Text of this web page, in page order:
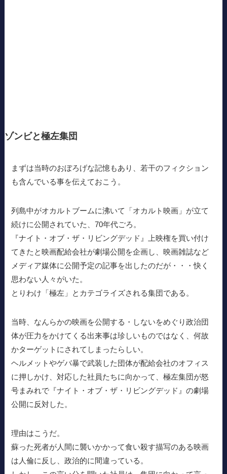
ゾンビと極左集団
まずは当時のおぼろげな記憶もあり、若干のフィクション
も含んでいる事を伝えておこう。
列島中がオカルトブームに沸いて「オカルト映画」が立て
続けに公開されていた、70年代ごろ。
『ナイト・オブ・ザ・リビングデッド』上映権を買い付け
てきたと映画配給会社が劇場公開を企画し、映画雑誌など
メディア媒体に公開予定の記事を出したのだが・・・快く
思わない人々がいた。
とりわけ「極左」とカテゴライズされる集団である。
当時、なんらかの映画を公開する・しないをめぐり政治団
体が圧力をかけてくる出来事は珍しいものではなく、何故
かターゲットにされてしまったらしい。
ヘルメットやゲバ暴で武装した団体が配給会社のオフィス
に押しかけ、対応した社員たちに向かって、極左集団が怒
号まみれで『ナイト・オブ・ザ・リビングデッド』の劇場
公開に反対した。
理由はこうだ。
蘇った死者が人間に襲いかかって食い殺す描写のある映画
は人倫に反し、政治的に間違っている。